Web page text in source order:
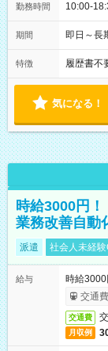
勤務時間 10:00-
期間 即日～
特徴 履歴書不
気になる！
時給3000円！
業務改善自動
派遣 社会人未経験
給与
時給
交通
交通費
月収例